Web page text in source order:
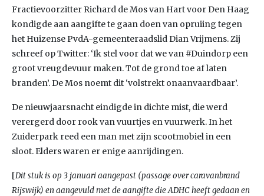
Fractievoorzitter Richard de Mos van Hart voor Den Haag
kondigde aan aangifte te gaan doen van opruiing tegen
het Huizense PvdA-gemeenteraadslid Dian Vrijmens. Zij
schreef op Twitter: ‘Ik stel voor dat we van #Duindorp een
groot vreugdevuur maken. Tot de grond toe af laten
branden’. De Mos noemt dit ‘volstrekt onaanvaardbaar’.
De nieuwjaarsnacht eindigde in dichte mist, die werd
verergerd door rook van vuurtjes en vuurwerk. In het
Zuiderpark reed een man met zijn scootmobiel in een
sloot. Elders waren er enige aanrijdingen.
[Dit stuk is op 3 januari aangepast (passage over caravanbrand
Rijswijk) en aangevuld met de aangifte die ADHC heeft gedaan en